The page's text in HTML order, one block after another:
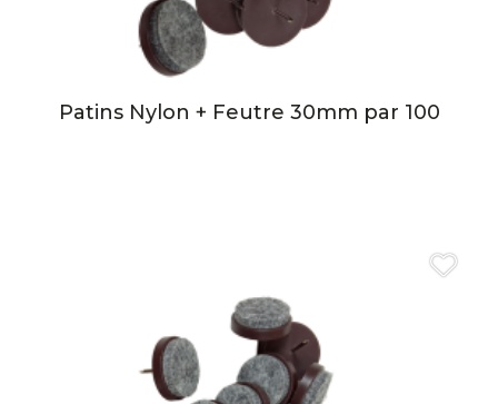
Patins Nylon + Feutre 30mm par 100